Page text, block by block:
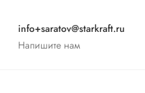
info+saratov@starkraft.ru
Напишите нам